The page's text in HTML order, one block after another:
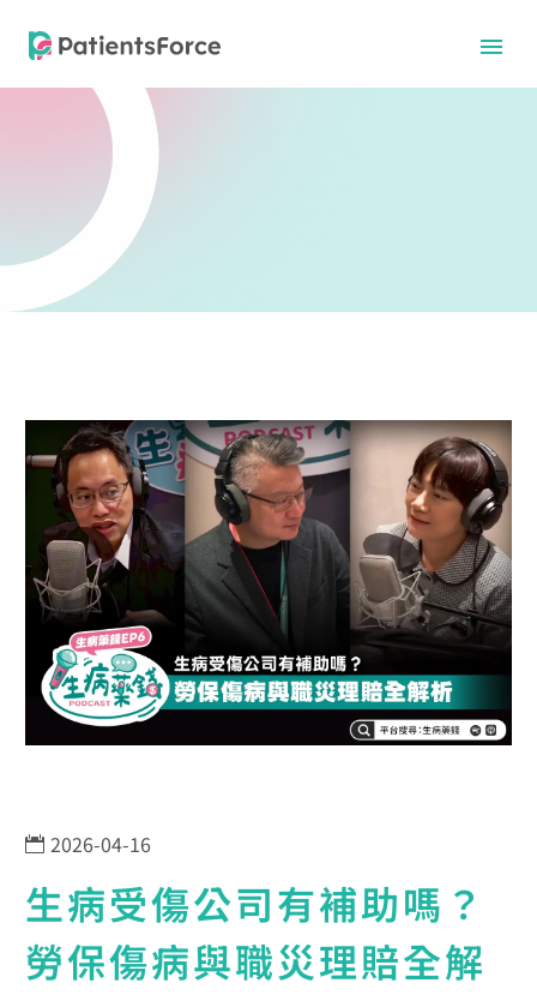
中文
中文
2026-04-16
生病受傷公司有補助嗎？
勞保傷病與職災理賠全解